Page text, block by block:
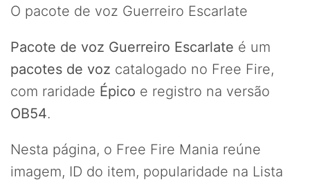
O pacote de voz Guerreiro Escarlate
Pacote de voz Guerreiro Escarlate é um
pacotes de voz catalogado no Free Fire,
com raridade Épico e registro na versão
OB54.
Nesta página, o Free Fire Mania reúne
imagem, ID do item, popularidade na Lista